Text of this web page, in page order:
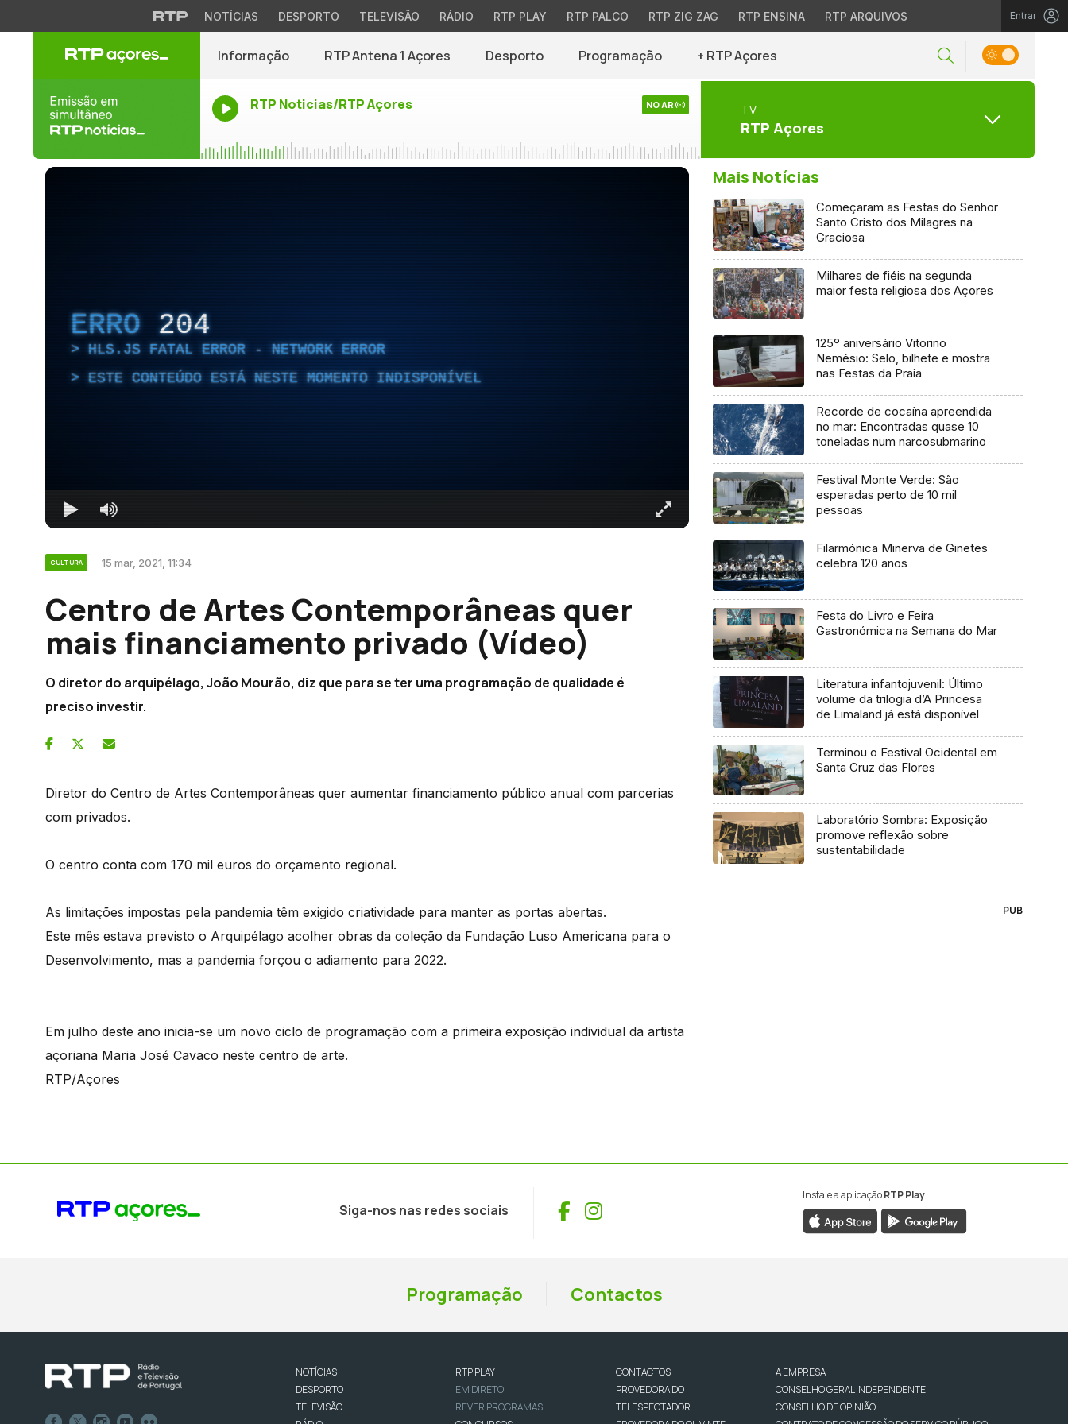
NOTÍCIAS DESPORTO TELEVISÃO RÁDIO RTP PLAY RTP PALCO RTP ZIG ZAG RTP ENSINA RTP ARQUIVOS Entrar
Informação RTP Antena 1 Açores Desporto Programação + RTP Açores
RTP Noticias/RTP Açores NO AR TV
RTP Açores
ERRO 204
HLS.JS FATAL ERROR - NETWORK ERROR
ESTE CONTEÚDO ESTÁ NESTE MOMENTO INDISPONÍVEL
CULTURA 15 mar, 2021, 11:34
Centro de Artes Contemporâneas quer
mais financiamento privado (Vídeo)
O diretor do arquipélago, João Mourão, diz que para se ter uma programação de qualidade é
preciso investir.
Diretor do Centro de Artes Contemporâneas quer aumentar financiamento público anual com parcerias
com privados.
O centro conta com 170 mil euros do orçamento regional.
As limitações impostas pela pandemia têm exigido criatividade para manter as portas abertas.
Este mês estava previsto o Arquipélago acolher obras da coleção da Fundação Luso Americana para o
Desenvolvimento, mas a pandemia forçou o adiamento para 2022.
Em julho deste ano inicia-se um novo ciclo de programação com a primeira exposição individual da artista
açoriana Maria José Cavaco neste centro de arte.
RTP/Açores
Mais Notícias
Começaram as Festas do Senhor
Santo Cristo dos Milagres na
Graciosa
Milhares de fiéis na segunda
maior festa religiosa dos Açores
125º aniversário Vitorino
Nemésio: Selo, bilhete e mostra
nas Festas da Praia
Recorde de cocaína apreendida
no mar: Encontradas quase 10
toneladas num narcosubmarino
Festival Monte Verde: São
esperadas perto de 10 mil
pessoas
Filarmónica Minerva de Ginetes
celebra 120 anos
Festa do Livro e Feira
Gastronómica na Semana do Mar
Literatura infantojuvenil: Último
volume da trilogia d’A Princesa
de Limaland já está disponível
Terminou o Festival Ocidental em
Santa Cruz das Flores
Laboratório Sombra: Exposição
promove reflexão sobre
sustentabilidade
PUB
Siga-nos nas redes sociais Facebook
Instagram
Instale a aplicaçãoRTP Play
Programação Contactos
NOTÍCIAS
DESPORTO
TELEVISÃO
RTP PLAY
EM DIRETO
REVER PROGRAMAS
CONTACTOS
PROVEDORA DO
TELESPECTADOR
A EMPRESA
CONSELHO GERAL INDEPENDENTE
CONSELHO DE OPINIÃO